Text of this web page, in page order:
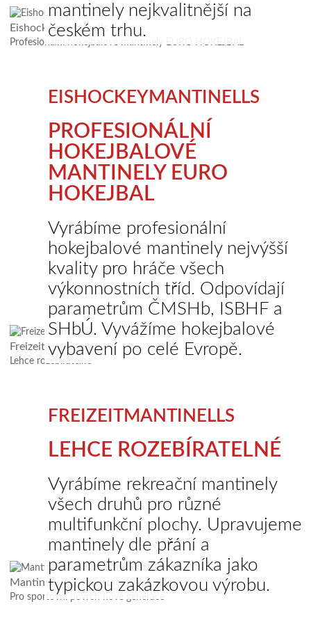
mantinely nejkvalitnější na
českém trhu.
Eishockeymantinells
Profesionální hokejbalové mantinely EURO HOKEJBAL
EISHOCKEYMANTINELLS
PROFESIONÁLNÍ
HOKEJBALOVÉ
MANTINELY EURO
HOKEJBAL
Vyrábíme profesionální
hokejbalové mantinely nejvýšší
kvality pro hráče všech
výkonnostních tříd. Odpovídají
parametrům ČMSHb, ISBHF a
SHbÚ. Vyvážíme hokejbalové
vybavení po celé Evropě.
Freizeitmantinells
Lehce rozebíratelné
FREIZEITMANTINELLS
LEHCE ROZEBÍRATELNÉ
Vyrábíme rekreační mantinely
všech druhů pro různé
multifunkční plochy. Upravujeme
mantinely dle přání a
parametrům zákazníka jako
typickou zakázkovou výrobu.
Mantinells für Kunststoffoberflächen
Pro sportovní povrch nové generace